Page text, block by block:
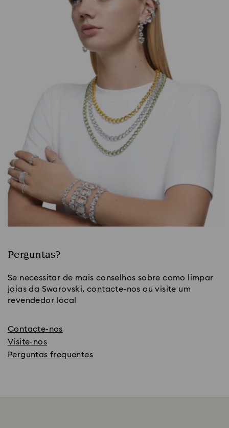
Perguntas?
Se necessitar de mais conselhos sobre como limpar
joias da Swarovski, contacte-nos ou visite um
revendedor local
Contacte-nos
Visite-nos
Perguntas frequentes